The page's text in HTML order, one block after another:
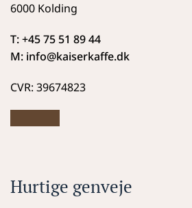
6000 Kolding
T: +45 75 51 89 44
M: info@kaiserkaffe.dk
CVR: 39674823
Hurtige genveje